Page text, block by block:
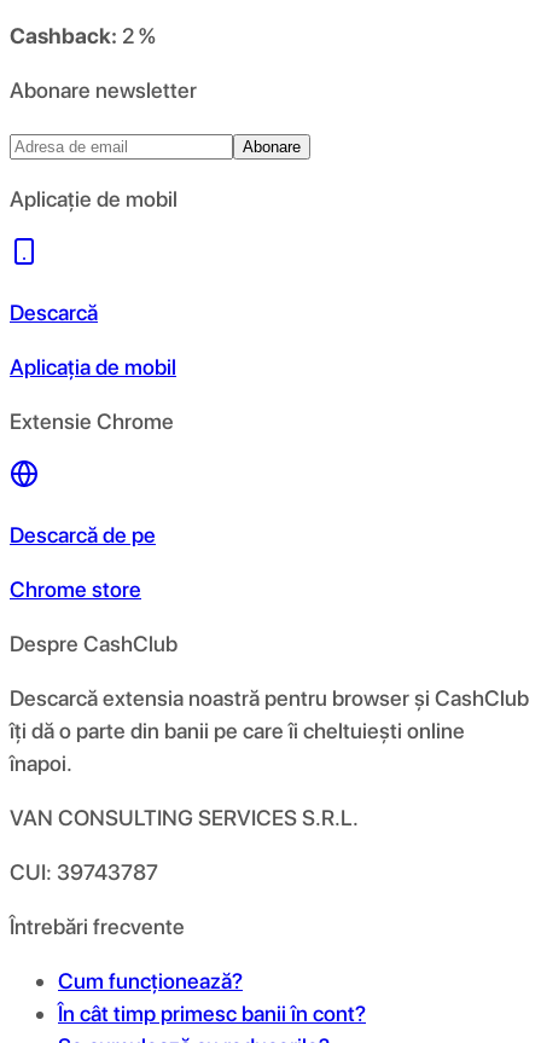
Cashback: 2 %
Abonare newsletter
Abonare
Aplicație de mobil
Descarcă
Aplicația de mobil
Extensie Chrome
Descarcă de pe
Chrome store
Despre CashClub
Descarcă extensia noastră pentru browser și CashClub
îți dă o parte din banii pe care îi cheltuiești online
înapoi.
VAN CONSULTING SERVICES S.R.L.
CUI: 39743787
Întrebări frecvente
Cum funcționează?
În cât timp primesc banii în cont?